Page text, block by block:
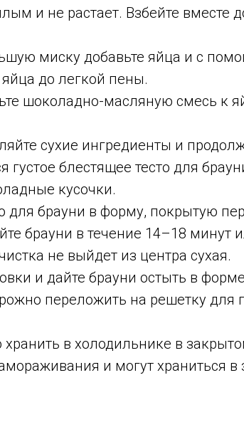
и не растает. Взбейте вместе
миску добавьте яйца и с
до легкой пены.
шоколадно-масляную смесь к
сухие ингредиенты и
густое блестящее тесто для
кусочки.
для брауни в форму, покрытую
брауни в течение 14–18 минут
не выйдет из центра сухая.
и дайте брауни остыть в
переложить на решетку для
в холодильнике в
и могут храниться